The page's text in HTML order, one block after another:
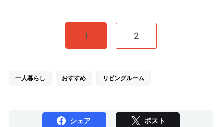
1 2
一人暮らし おすすめ リビングルーム
シェア ポスト